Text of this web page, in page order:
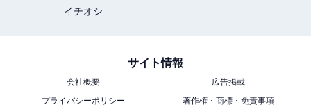
このときの飛行時間は約25分、 パリの上空約910mの高
イチオシ
サイト情報
会社概要
広告掲載
プライバシーポリシー
著作権・商標・免責事項